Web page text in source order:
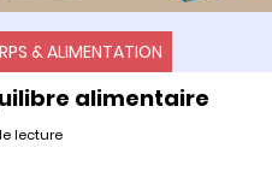
& ALIMENTATION
alimentaire
lecture